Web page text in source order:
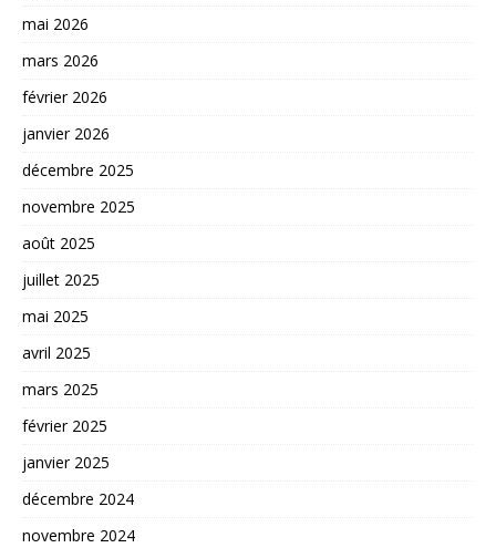
mai 2026
mars 2026
février 2026
janvier 2026
décembre 2025
novembre 2025
août 2025
juillet 2025
mai 2025
avril 2025
mars 2025
février 2025
janvier 2025
décembre 2024
novembre 2024